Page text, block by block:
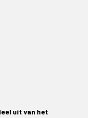
uit van het